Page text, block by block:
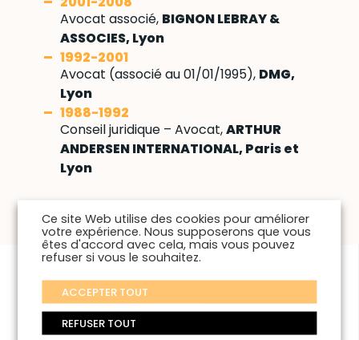
Avocat associé, BIGNON LEBRAY &
ASSOCIES, Lyon
1992-2001
Avocat (associé au 01/01/1995), DMG,
Lyon
1988-1992
Conseil juridique – Avocat,ARTHUR
ANDERSEN INTERNATIONAL, Paris et
Lyon
FORMATIONS
Ce site Web utilise des cookies pour améliorer
votre expérience. Nous supposerons que vous
êtes d'accord avec cela, mais vous pouvez
refuser si vous le souhaitez.
ACCEPTER TOUT
REFUSER TOUT